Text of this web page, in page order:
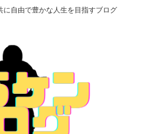
に自由で豊かな人生を目指すブログ